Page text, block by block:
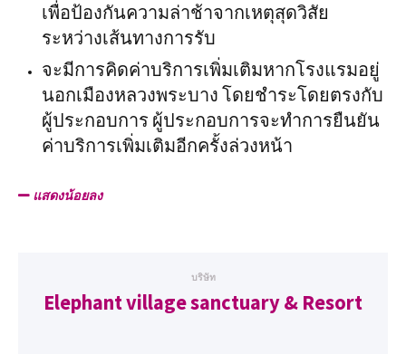
เพื่อป้องกันความล่าช้าจากเหตุสุดวิสัย
ระหว่างเส้นทางการรับ
จะมีการคิดค่าบริการเพิ่มเติมหากโรงแรมอยู่
นอกเมืองหลวงพระบาง โดยชำระโดยตรงกับ
ผู้ประกอบการ ผู้ประกอบการจะทำการยืนยัน
ค่าบริการเพิ่มเติมอีกครั้งล่วงหน้า
แสดงน้อยลง
บริษัท
Elephant village sanctuary & Resort